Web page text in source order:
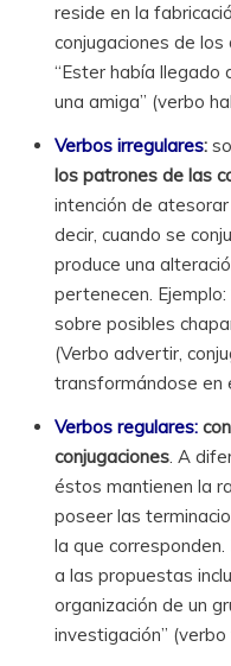
reside en la
conjugaciones de
“Ester había llegado
una amiga” (verbo
Verbos irregulares:
los patrones de las
intención de
decir, cuando se
produce una
pertenecen.
sobre posibles
(Verbo advertir,
transformándose en
Verbos regulares:
conjugaciones. A
éstos mantienen la
poseer las
la que
a las propuestas
organización de un
investigación”